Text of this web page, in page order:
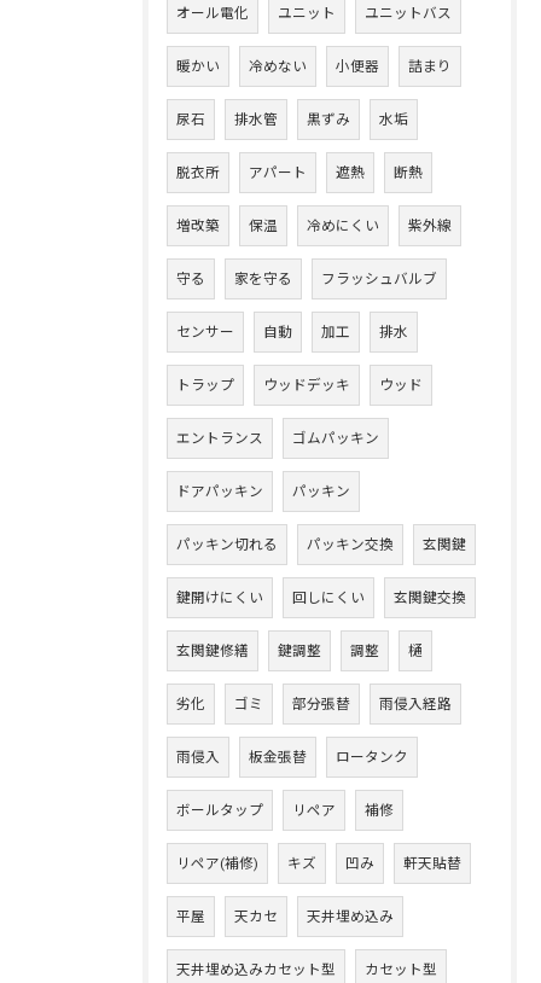
オール電化 ユニット ユニットバス
暖かい 冷めない 小便器 詰まり
尿石 排水管 黒ずみ 水垢
脱衣所 アパート 遮熱 断熱
増改築 保温 冷めにくい 紫外線
守る 家を守る フラッシュバルブ
センサー 自動 加工 排水
トラップ ウッドデッキ ウッド
エントランス ゴムパッキン
ドアパッキン パッキン
パッキン切れる パッキン交換 玄関鍵
鍵開けにくい 回しにくい 玄関鍵交換
玄関鍵修繕 鍵調整 調整 樋
劣化 ゴミ 部分張替 雨侵入経路
雨侵入 板金張替 ロータンク
ボールタップ リペア 補修
リペア(補修) キズ 凹み 軒天貼替
平屋 天カセ 天井埋め込み
天井埋め込みカセット型 カセット型